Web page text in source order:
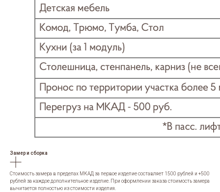
Замер и сборка
Стоимость замера в пределах МКАД за первое изделие составляет 1500 рублей и +500
рублей за каждое дополнительное изделие. При оформлении заказа стоимость замера
вычитается полностью из стоимости изделия.